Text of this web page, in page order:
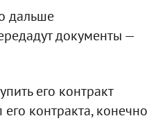
дальше
документы —
его контракт
контракта, конечно